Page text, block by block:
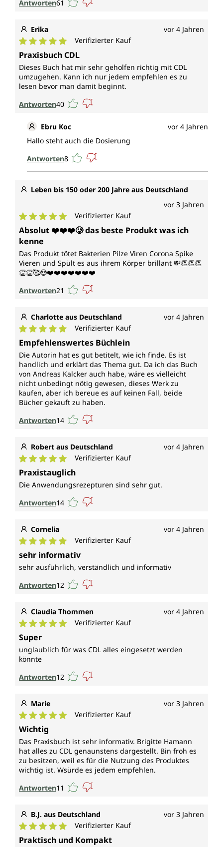
Antworten61
Erika vor 4 Jahren
Durchschnittliche Bewertung von 5 von 5 Sternen
Verifizierter Kauf
Praxisbuch CDL
Dieses Buch hat mir sehr geholfen richtig mit CDL
umzugehen. Kann ich nur jedem empfehlen es zu
lesen bevor man damit beginnt.
Antworten40
Ebru Koc
vor 4 Jahren
Hallo steht auch die Dosierung
Antworten8
Leben bis 150 oder 200 Jahre aus Deutschland
vor 3 Jahren
Durchschnittliche Bewertung von 5 von 5 Sternen
Verifizierter Kauf
Absolut ❤️❤️❤️🥲 das beste Produkt was ich
kenne
Das Produkt tötet Bakterien Pilze Viren Corona Spike
Vieren und Spült es aus ihrem Körper brillant 💸👏👏👏
👏👏🥰😍❤️❤️❤️❤️❤️❤️❤️
Antworten21
Charlotte aus Deutschland vor 4 Jahren
Durchschnittliche Bewertung von 5 von 5 Sternen
Verifizierter Kauf
Empfehlenswertes Büchlein
Die Autorin hat es gut betitelt, wie ich finde. Es ist
handlich und erklärt das Thema gut. Da ich das Buch
von Andreas Kalcker auch habe, wäre es vielleicht
nicht unbedingt nötig gewesen, dieses Werk zu
kaufen, aber ich bereue es auf keinen Fall, beide
Bücher gekauft zu haben.
Antworten14
Robert aus Deutschland vor 4 Jahren
Durchschnittliche Bewertung von 5 von 5 Sternen
Verifizierter Kauf
Praxistauglich
Die Anwendungsrezepturen sind sehr gut.
Antworten14
Cornelia vor 4 Jahren
Durchschnittliche Bewertung von 5 von 5 Sternen
Verifizierter Kauf
sehr informativ
sehr ausführlich, verständlich und informativ
Antworten12
Claudia Thommen vor 4 Jahren
Durchschnittliche Bewertung von 5 von 5 Sternen
Verifizierter Kauf
Super
unglaublich für was CDL alles eingesetzt werden
könnte
Antworten12
Marie vor 3 Jahren
Durchschnittliche Bewertung von 5 von 5 Sternen
Verifizierter Kauf
Wichtig
Das Praxisbuch ist sehr informativ. Brigitte Hamann
hat alles zu CDL genaunstens dargestellt. Bin froh es
zu besitzen, weil es für die Nutzung des Produktes
wichtig ist. Wsürde es jedem empfehlen.
Antworten11
B.J. aus Deutschland vor 3 Jahren
Durchschnittliche Bewertung von 5 von 5 Sternen
Verifizierter Kauf
Praktisch und Kompakt